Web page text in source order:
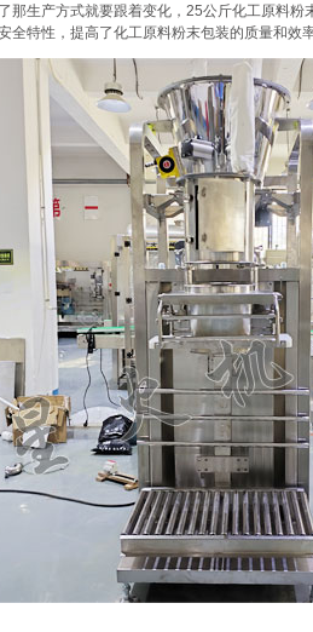
那生产方式就要跟着变化， 25公斤化工原料粉
全特性，提高了化工原料粉末包装的质量和效